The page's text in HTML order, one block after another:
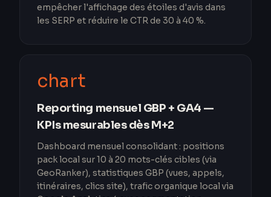
empêcher l'affichage des étoiles d'avis dans
les SERP et réduire le CTR de 30 à 40 %.
chart
Reporting mensuel GBP + GA4 —
KPIs mesurables dès M+2
Dashboard mensuel consolidant : positions
pack local sur 10 à 20 mots-clés cibles (via
GeoRanker), statistiques GBP (vues, appels,
itinéraires, clics site), trafic organique local via